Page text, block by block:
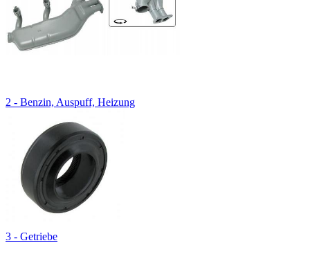
2 - Benzin, Auspuff, Heizung
3 - Getriebe